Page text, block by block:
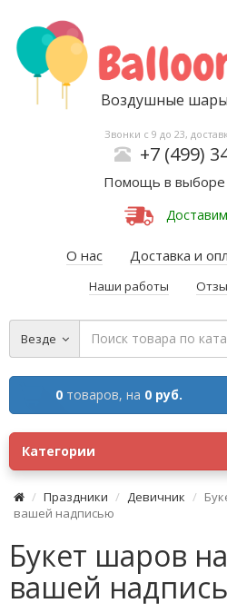
Воздушные шары
Звонки с 9 до 23,
+7 (499)
Помощь в выборе
О нас Доставка и
Наши работы
Везде
0 товаров, на 0 руб.
Категории
Праздники Девичник
вашей надписью
Букет шаров
вашей